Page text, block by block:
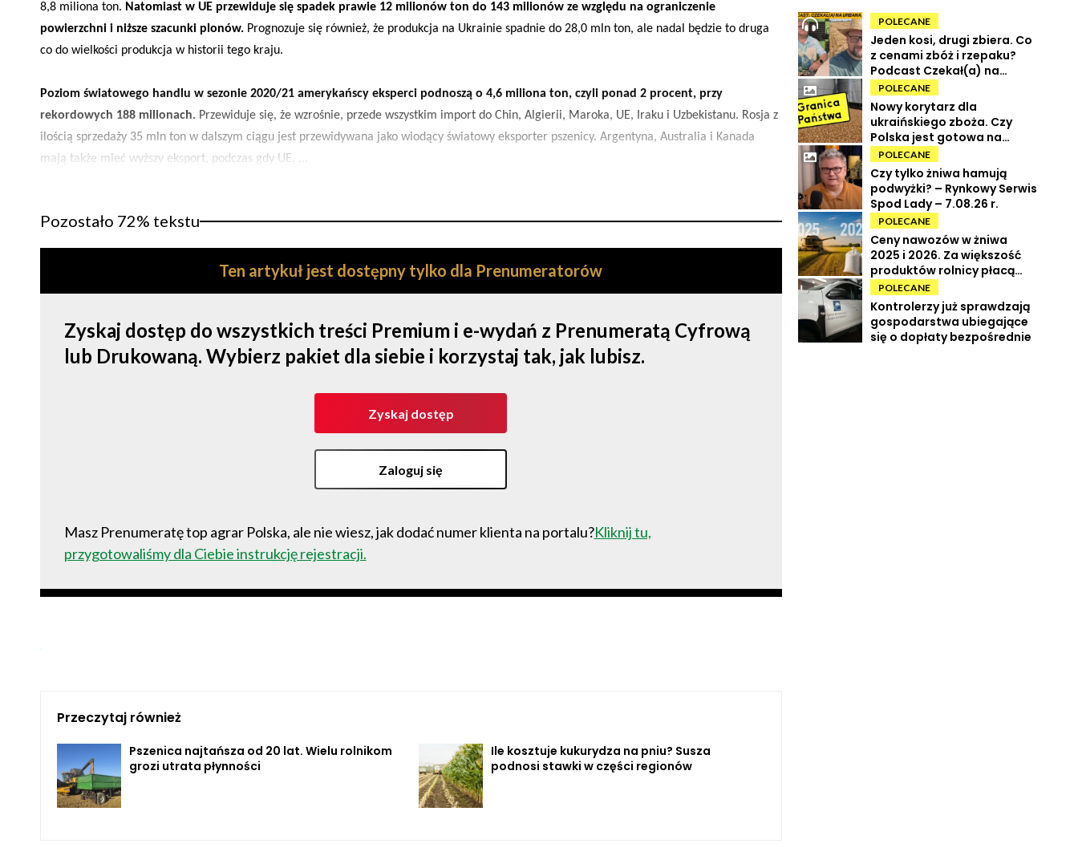
8,8 miliona ton. Natomiast w UE przewiduje się spadek prawie 12 milionów ton do 143 milionów ze względu na ograniczenie
powierzchni i niższe szacunki plonów. Prognozuje się również, że produkcja na Ukrainie spadnie do 28,0 mln ton, ale nadal będzie to druga
co do wielkości produkcja w historii tego kraju.
Poziom światowego handlu w sezonie 2020/21 amerykańscy eksperci podnoszą o 4,6 miliona ton, czyli ponad 2 procent, przy
rekordowych 188 milionach. Przewiduje się, że wzrośnie, przede wszystkim import do Chin, Algierii, Maroka, UE, Iraku i Uzbekistanu. Rosja z
ilością sprzedaży 35 mln ton w dalszym ciągu jest przewidywana jako wiodący światowy eksporter pszenicy. Argentyna, Australia i Kanada
mają także mieć wyższy eksport, podczas gdy UE, ...
Pozostało 72% tekstu
Ten artykuł jest dostępny tylko dla Prenumeratorów
Zyskaj dostęp do wszystkich treści Premium i e-wydań z Prenumeratą Cyfrową
lub Drukowaną. Wybierz pakiet dla siebie i korzystaj tak, jak lubisz.
Zyskaj dostęp
Zaloguj się
Masz Prenumeratę top agrar Polska, ale nie wiesz, jak dodać numer klienta na portalu?Kliknij tu,
przygotowaliśmy dla Ciebie instrukcję rejestracji.
Przeczytaj również
Pszenica najtańsza od 20 lat. Wielu rolnikom
grozi utrata płynności
Ile kosztuje kukurydza na pniu? Susza
podnosi stawki w części regionów
POLECANE
Jeden kosi, drugi zbiera. Co
z cenami zbóż i rzepaku?
Podcast Czekał(a) na
Urbana odc. 73
POLECANE
Nowy korytarz dla
ukraińskiego zboża. Czy
Polska jest gotowa na
powrót tranzytu?
POLECANE
Czy tylko żniwa hamują
podwyżki? – Rynkowy Serwis
Spod Lady – 7.08.26 r.
POLECANE
Ceny nawozów w żniwa
2025 i 2026. Za większość
produktów rolnicy płacą
więcej
POLECANE
Kontrolerzy już sprawdzają
gospodarstwa ubiegające
się o dopłaty bezpośrednie